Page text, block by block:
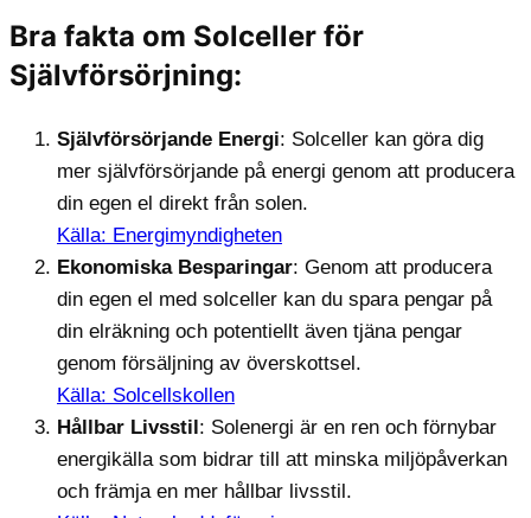
Bra fakta om Solceller för
Självförsörjning:
Självförsörjande Energi: Solceller kan göra dig
mer självförsörjande på energi genom att producera
din egen el direkt från solen.
Källa: Energimyndigheten
Ekonomiska Besparingar: Genom att producera
din egen el med solceller kan du spara pengar på
din elräkning och potentiellt även tjäna pengar
genom försäljning av överskottsel.
Källa: Solcellskollen
Hållbar Livsstil: Solenergi är en ren och förnybar
energikälla som bidrar till att minska miljöpåverkan
och främja en mer hållbar livsstil.